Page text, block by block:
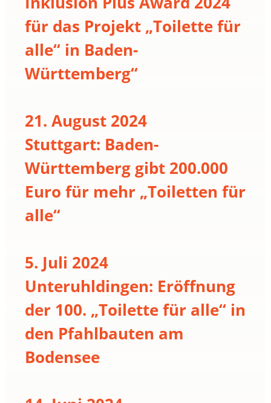
für das Projekt „Toilette für
alle“ in Baden-
Württemberg“
21. August 2024
Stuttgart: Baden-
Württemberg gibt 200.000
Euro für mehr „Toiletten für
alle“
5. Juli 2024
Unteruhldingen: Eröffnung
der 100. „Toilette für alle“ in
den Pfahlbauten am
Bodensee